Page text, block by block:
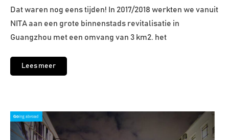
Dat waren nog eens tijden! In 2017/2018 werkten we vanuit
NITA aan een grote binnenstads revitalisatie in
Guangzhou met een omvang van 3 km2. het
Lees meer